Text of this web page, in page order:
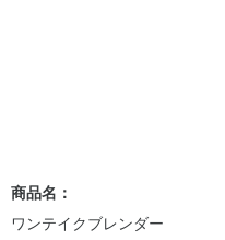
商品名：
ワンテイクブレンダー